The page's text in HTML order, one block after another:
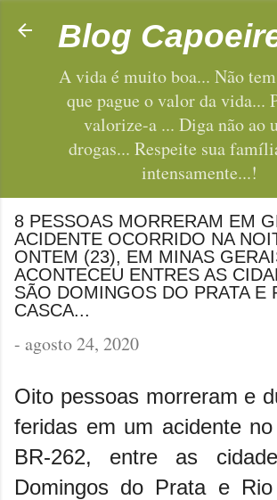
Pular para o conteúdo
Blog
A vida é muito boa... Não
que pague o valor da vida...
valorize-a ... Diga não ao
drogas... Respeite sua
intensamente...!
8 PESSOAS MORRERAM EM
ACIDENTE OCORRIDO NA
ONTEM (23), EM MINAS
ACONTECEU ENTRES AS
SÃO DOMINGOS DO PRATA E
CASCA...
- agosto 24, 2020
Oito pessoas morreram e
feridas em um acidente
BR-262, entre as
Domingos do Prata e